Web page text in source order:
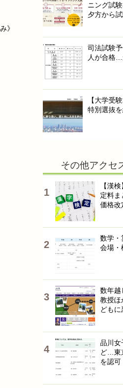
》
ニング試
夕方から
司法試験
人が合格
【大学受
特別選抜
その他アクセ
【漢
定料
価格改
数学・
会場・
数年越
教授ほ
どもに
品川女
ど…東
を認可